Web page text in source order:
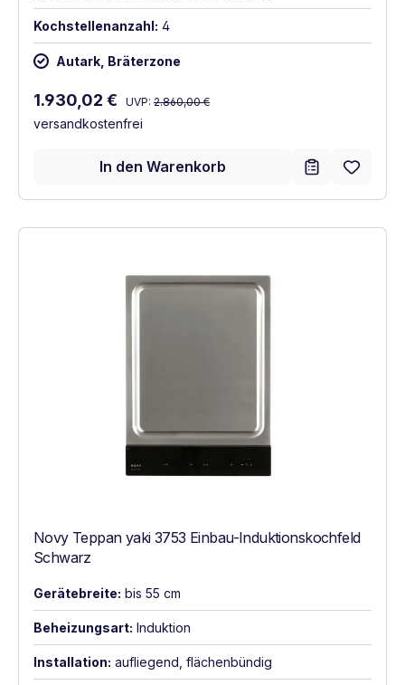
Kochstellenanzahl: 4
Autark, Bräterzone
Verkaufspreis:
1.930,02 € Regulärer Preis:
UVP: 2.860,00 €
versandkostenfrei
In den Warenkorb
Novy Teppan yaki 3753 Einbau-Induktionskochfeld
Schwarz
Gerätebreite: bis 55 cm
Beheizungsart: Induktion
Installation: aufliegend, flächenbündig